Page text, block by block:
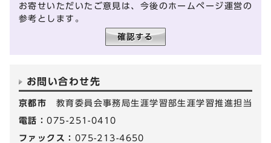
お寄せいただいたご意見は、今後のホームページ運営の
参考とします。
お問い合わせ先
京都市 教育委員会事務局生涯学習部生涯学習推進担当
電話：075-251-0410
ファックス： 075-213-4650